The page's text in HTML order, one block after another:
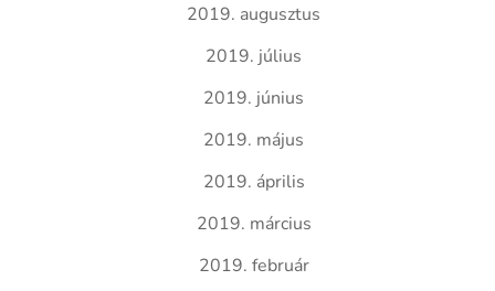
2019. augusztus
2019. július
2019. június
2019. május
2019. április
2019. március
2019. február